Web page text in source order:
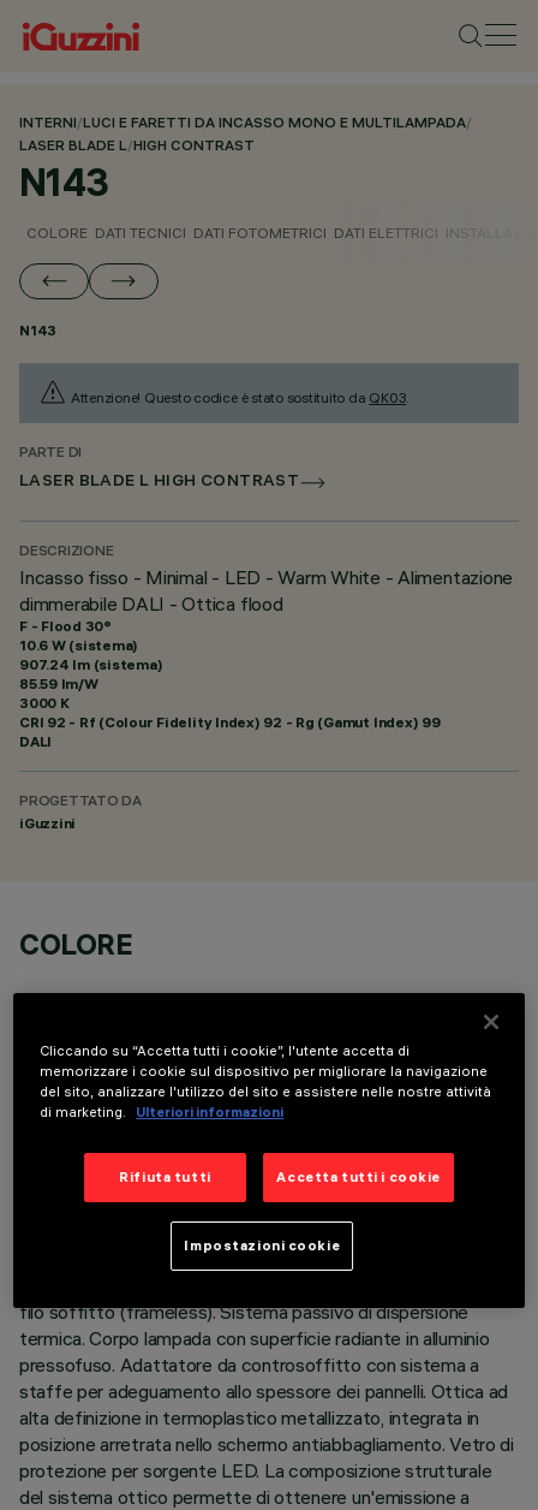
INTERNI/LUCI E FARETTI DA INCASSO MONO E MULTILAMPADA/
LASER BLADE L/HIGH CONTRAST
N143
COLORE DATI TECNICI DATI FOTOMETRICI DATI ELETTRICI
N143
Attenzione! Questo codice è stato sostituito da QK03.
PARTE DI
LASER BLADE L HIGH CONTRAST
DESCRIZIONE
Incasso fisso - Minimal - LED - Warm White - Alimentazione
dimmerabile DALI - Ottica flood
F - Flood 30°
10.6 W (sistema)
907.24 lm (sistema)
85.59 lm/W
3000 K
CRI 92 - Rf (Colour Fidelity Index) 92 - Rg (Gamut Index) 99
DALI
PROGETTATO DA
iGuzzini
COLORE
DATI TECNICI
ULTIMO AGGIORNAMENTO: 01/08/2026
Apparecchio ad incasso ad ottica fissa per sorgente LED
filo soffitto (frameless). Sistema passivo di dispersione
termica. Corpo lampada con superficie radiante in alluminio
pressofuso. Adattatore da controsoffitto con sistema a
staffe per adeguamento allo spessore dei pannelli. Ottica ad
alta definizione in termoplastico metallizzato, integrata in
posizione arretrata nello schermo antiabbagliamento. Vetro di
protezione per sorgente LED. La composizione strutturale
del sistema ottico permette di ottenere un'emissione a
Cliccando su “Accetta tutti i cookie”, l'utente accetta di
memorizzare i cookie sul dispositivo per migliorare la navigazione
del sito, analizzare l'utilizzo del sito e assistere nelle nostre attività
di marketing.
Ulteriori informazioni
Rifiuta tutti Accetta tutti i cookie
Impostazioni cookie